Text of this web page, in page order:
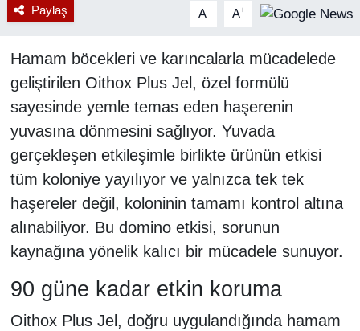
Paylaş A- A+
Hamam böcekleri ve karıncalarla mücadelede
geliştirilen Oithox Plus Jel, özel formülü
sayesinde yemle temas eden haşerenin
yuvasına dönmesini sağlıyor. Yuvada
gerçekleşen etkileşimle birlikte ürünün etkisi
tüm koloniye yayılıyor ve yalnızca tek tek
haşereler değil, koloninin tamamı kontrol altına
alınabiliyor. Bu domino etkisi, sorunun
kaynağına yönelik kalıcı bir mücadele sunuyor.
90 güne kadar etkin koruma
Oithox Plus Jel, doğru uygulandığında hamam